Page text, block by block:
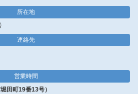
所在地
連絡先
営業時間
田町19番13号）